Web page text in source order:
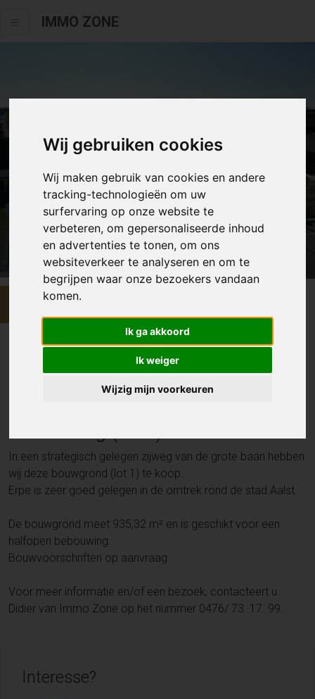
Wij gebruiken cookies
Wij maken gebruik van cookies en andere
tracking-technologieën om uw
surfervaring op onze website te
verbeteren, om gepersonaliseerde inhoud
en advertenties te tonen, om ons
websiteverkeer te analyseren en om te
begrijpen waar onze bezoekers vandaan
komen.
Ik ga akkoord
Ik weiger
Wijzig mijn voorkeuren
IMMO ZONE
Alle fotos
Bouwgrond
Kattelinnestraat 10B , ERPE
€ 207 000
In een strategisch gelegen zijweg van de grote baan hebben
wij deze bouwgrond (lot 1) te koop.
Erpe is zeer goed gelegen in de omtrek rond de stad Aalst.
De bouwgrond meet 935,32 m² en is geschikt voor een
halfopen bebouwing.
Bouwvoorschriften op aanvraag.
Voor meer informatie en/of een bezoek, contacteert u
Didier van Immo Zone op het nummer 0476/ 73. 17. 99.
Interesse?